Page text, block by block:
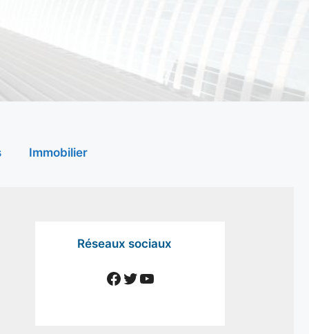
Immobilier
Réseaux sociaux
Facebook
Twitter
YouTube